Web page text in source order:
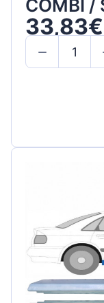
COMBI /
33,83€